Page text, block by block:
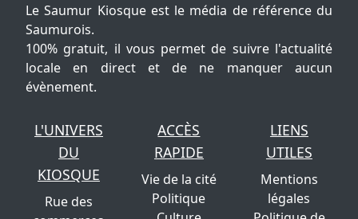
Le Saumur Kiosque est le média de référence du
Saumurois.
100% gratuit, il vous permet de suivre l'actualité
locale en direct et de ne manquer aucun
évènement.
L'UNIVERS
DU
KIOSQUE
Rue des
ACCÈS
RAPIDE
Vie de la cité
Politique
LIENS
UTILES
Mentions
légales